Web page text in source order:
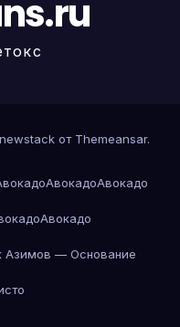
от Themeansar.
АвокадоАвокадо
Авокадо
Азимов — Основание